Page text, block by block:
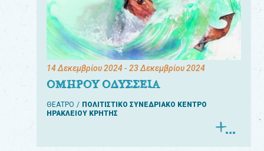
14 Δεκεμβρίου 2024- 23 Δεκεμβρίου 2024
ΟΜΗΡΟΥ ΟΔΥΣΣΕΙΑ
ΘΕΑΤΡΟ
ΠΟΛΙΤΙΣΤΙΚΟ ΣΥΝΕΔΡΙΑΚΟ ΚΕΝΤΡΟ
ΗΡΑΚΛΕΙΟΥ ΚΡΗΤΗΣ